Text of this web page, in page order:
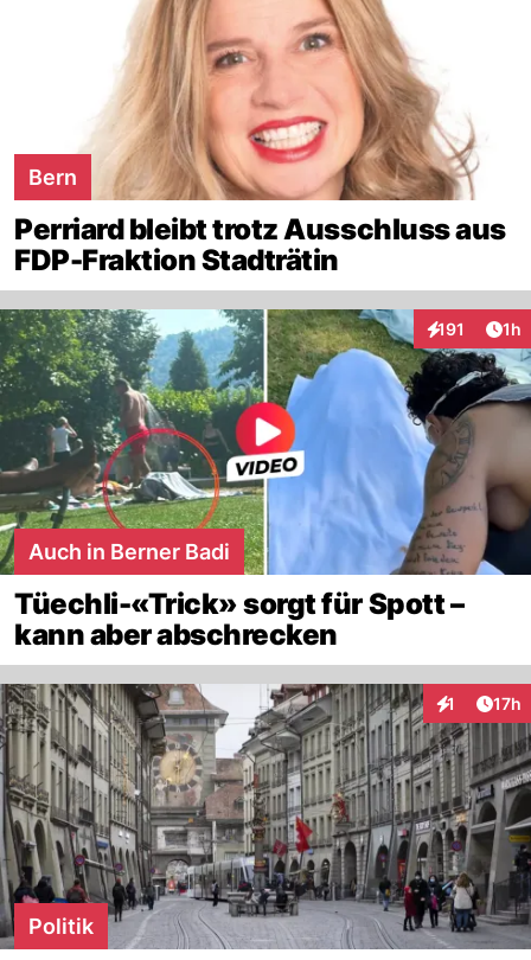
Bern
Perriard bleibt trotz Ausschluss aus
FDP-Fraktion Stadträtin
191
Interaktionen
1h
Auch in Berner Badi
Tüechli-«Trick» sorgt für Spott –
kann aber abschrecken
1 17h
Politik